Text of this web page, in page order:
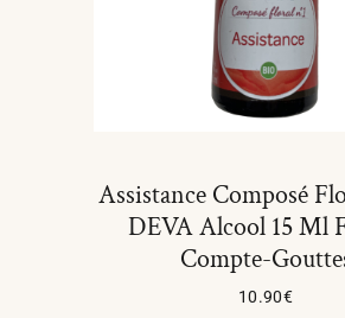
Assistance Composé
DEVA Alcool 15 Ml
Compte-
10.90€